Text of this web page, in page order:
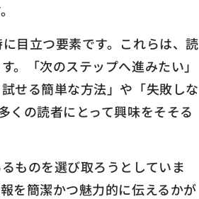
目立つ要素です。これらは、読
。「次のステップへ進みたい」
せる簡単な方法」や「失敗しな
くの読者にとって興味をそそる
ものを選び取ろうとしていま
を簡潔かつ魅力的に伝えるかが